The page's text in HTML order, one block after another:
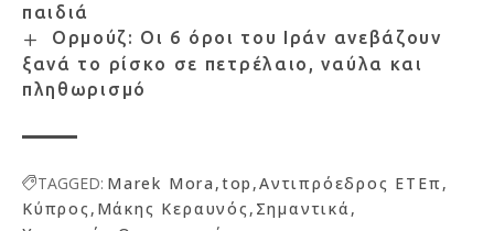
παιδιά
Ορμούζ: Οι 6 όροι του Ιράν ανεβάζουν
ξανά το ρίσκο σε πετρέλαιο, ναύλα και
πληθωρισμό
TAGGED: Marek Mora top Αντιπρόεδρος ΕΤΕπ
Κύπρος Μάκης Κεραυνός Σημαντικά